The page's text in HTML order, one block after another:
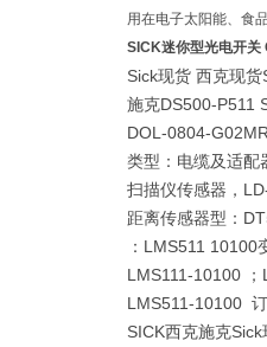
用在电子太阳能、食
SICK迷你型光电开关
Sick现货 西克现
施克DS500-P511
DOL-0804-
类型：电缆及适配
扫描仪传感器，
距离传感器型：
：LMS511 10100
LMS111-10100
LMS511-10100
SICK西克施克